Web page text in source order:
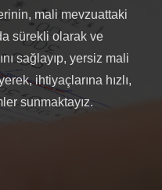
mali mevzuattaki
sürekli olarak ve
sağlayıp, yersiz mali
ihtiyaçlarına hızlı,
sunmaktayız.